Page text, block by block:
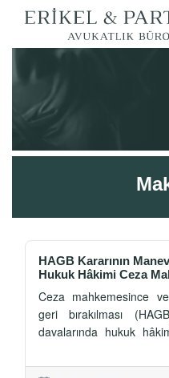
HAGB Kararının
Hukuk Hâkimi Ceza
Ceza mahkemesince
geri bırakılması
davalarında hukuk
tazminat